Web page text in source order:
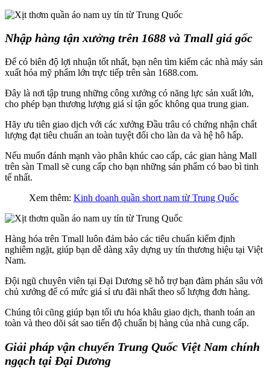
Nhập hàng tận xưởng trên 1688 và Tmall giá gốc
Để có biên độ lợi nhuận tốt nhất, bạn nên tìm kiếm các nhà máy sản
xuất hóa mỹ phẩm lớn trực tiếp trên sàn 1688.com.
Đây là nơi tập trung những công xưởng có năng lực sản xuất lớn,
cho phép bạn thương lượng giá sỉ tận gốc không qua trung gian.
Hãy ưu tiên giao dịch với các xưởng Đầu trâu có chứng nhận chất
lượng đạt tiêu chuẩn an toàn tuyệt đối cho làn da và hệ hô hấp.
Nếu muốn đánh mạnh vào phân khúc cao cấp, các gian hàng Mall
trên sàn Tmall sẽ cung cấp cho bạn những sản phẩm có bao bì tinh
tế nhất.
Xem thêm: Kinh doanh quần short nam từ Trung Quốc
Hàng hóa trên Tmall luôn đảm bảo các tiêu chuẩn kiểm định
nghiêm ngặt, giúp bạn dễ dàng xây dựng uy tín thương hiệu tại Việt
Nam.
Đội ngũ chuyên viên tại Đại Dương sẽ hỗ trợ bạn đàm phán sâu với
chủ xưởng để có mức giá sỉ ưu đãi nhất theo số lượng đơn hàng.
Chúng tôi cũng giúp bạn tối ưu hóa khâu giao dịch, thanh toán an
toàn và theo dõi sát sao tiến độ chuẩn bị hàng của nhà cung cấp.
Giải pháp vận chuyển Trung Quốc Việt Nam chính
ngạch tại Đại Dương